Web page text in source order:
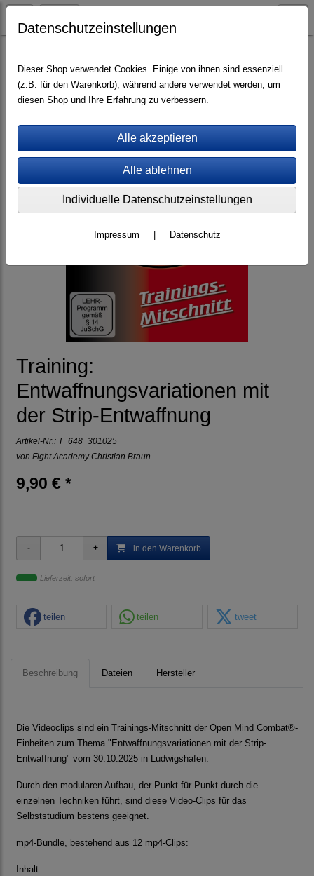
Videos (mp4) Trainings-Mitschnitte
Training:
Entwaffnungsvariationen mit
der Strip-Entwaffnung
Artikel-Nr.: T_648_301025
von Fight Academy Christian Braun
9,90 € *
in den Warenkorb
Lieferzeit: sofort
teilen teilen tweet
Beschreibung Dateien Hersteller
Die Videoclips sind ein Trainings-Mitschnitt der Open Mind Combat®-
Einheiten zum Thema "Entwaffnungsvariationen mit der Strip-
Entwaffnung" vom 30.10.2025 in Ludwigshafen.
Durch den modularen Aufbau, der Punkt für Punkt durch die
einzelnen Techniken führt, sind diese Video-Clips für das
Selbststudium bestens geeignet.
mp4-Bundle, bestehend aus 12 mp4-Clips:
Inhalt:
Datenschutzeinstellungen
Dieser Shop verwendet Cookies. Einige von ihnen sind essenziell
(z.B. für den Warenkorb), während andere verwendet werden, um
diesen Shop und Ihre Erfahrung zu verbessern.
Individuelle Datenschutzeinstellungen
Impressum Datenschutz